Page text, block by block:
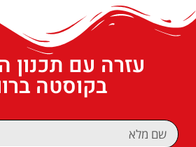
עזרה עם תכנון
בקוסטה